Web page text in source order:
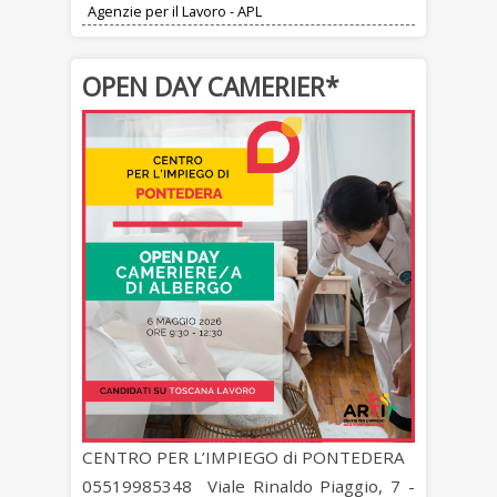
Agenzie per il Lavoro - APL
OPEN DAY CAMERIER*
CENTRO PER L’IMPIEGO di PONTEDERA
05519985348 Viale Rinaldo Piaggio, 7 -